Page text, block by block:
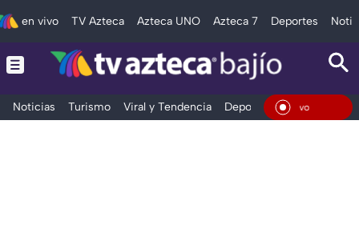
en vivo TV Azteca Azteca UNO Azteca 7 Deportes
Noticias Turismo Viral y Tendencia Deportes Espectáculos
En Vivo